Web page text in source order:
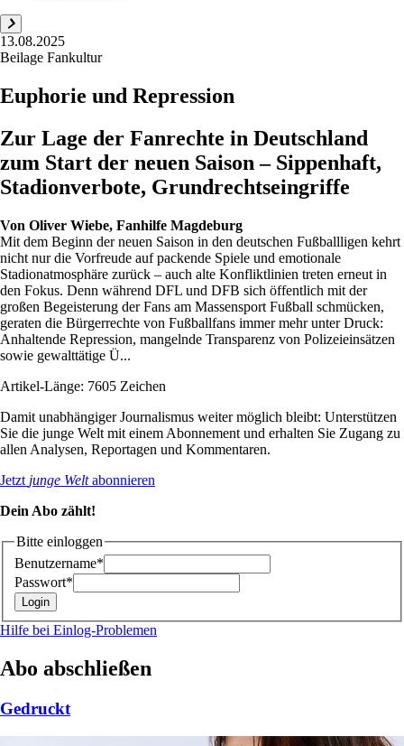
13.08.2025
Beilage Fankultur
Euphorie und Repression
Zur Lage der Fanrechte in Deutschland
zum Start der neuen Saison – Sippenhaft,
Stadionverbote, Grundrechtseingriffe
Von Oliver Wiebe, Fanhilfe Magdeburg
Mit dem Beginn der neuen Saison in den deutschen Fußballligen kehrt
nicht nur die Vorfreude auf packende Spiele und emotionale
Stadionatmosphäre zurück – auch alte Konfliktlinien treten erneut in
den Fokus. Denn während DFL und DFB sich öffentlich mit der
großen Begeisterung der Fans am Massensport Fußball schmücken,
geraten die Bürgerrechte von Fußballfans immer mehr unter Druck:
Anhaltende Repression, mangelnde Transparenz von Polizeieinsätzen
sowie gewalttätige Ü...
Artikel-Länge: 7605 Zeichen
Damit unabhängiger Journalismus weiter möglich bleibt: Unterstützen
Sie die junge Welt mit einem Abonnement und erhalten Sie Zugang zu
allen Analysen, Reportagen und Kommentaren.
Jetzt junge Weltabonnieren
Dein Abo zählt!
Bitte einloggen
Benutzername*
Passwort*
Hilfe bei Einlog-Problemen
Abo abschließen
Gedruckt